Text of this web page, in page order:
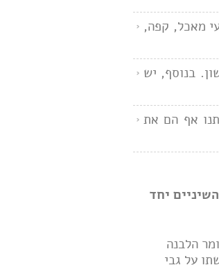
מאכל, קפה,
בנוסף, יש
אף הם את
יחד
הלבנה
על גבי